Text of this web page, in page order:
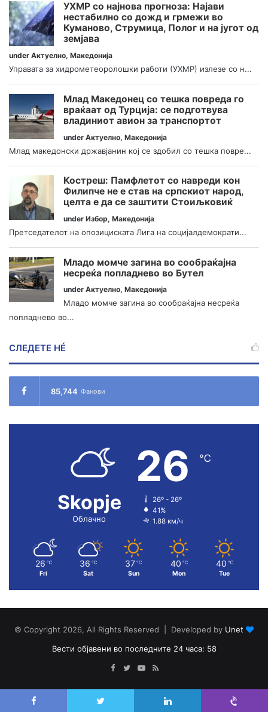
УХМР со најнова прогноза: Најави
нестабилно со дожд и грмежи во
Куманово, Струмица, Полог и на југот од
земјава
under Актуелно, Македонија
Управата за хидрометеоролошки работи (УХМР) излезе со н...
Млад Македонец со тешка повреда го
враќаат од Турција: се подготвува
владиниот авион за транспортот
under Актуелно, Македонија
Млад македонски државјанин кој се здобил со тешка повре...
Костреш: Памфлетот со навреди кон
Филипче не е став на српскиот народ,
целта е да се заштити Стоиљковиќ
under Избор, Македонија
Претседателот на опозициската Лига на социјалдемократи...
Младо момче загина во сообраќајна
несреќа попладнево во Бутел
under Актуелно, Македонија
Младо момче загина во сообраќајна несреќа
попладнево во...
СЛЕДЕТЕ НÉ
85,744 Фанови
Skopje
Облачно
26 ℃
26º - 26º
41%
1.88 км/ч
26 ℃
Fri
36 ℃
Sat
37 ℃
Sun
40 ℃
Mon
40 ℃
Tue
© Copyright 2026, All Rights Reserved | Developed by Unet
Вести објавени во последните 24 часа: 58
Facebook
TwitterYouTube
RSS